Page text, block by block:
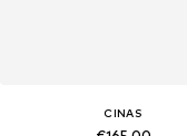
CINAS